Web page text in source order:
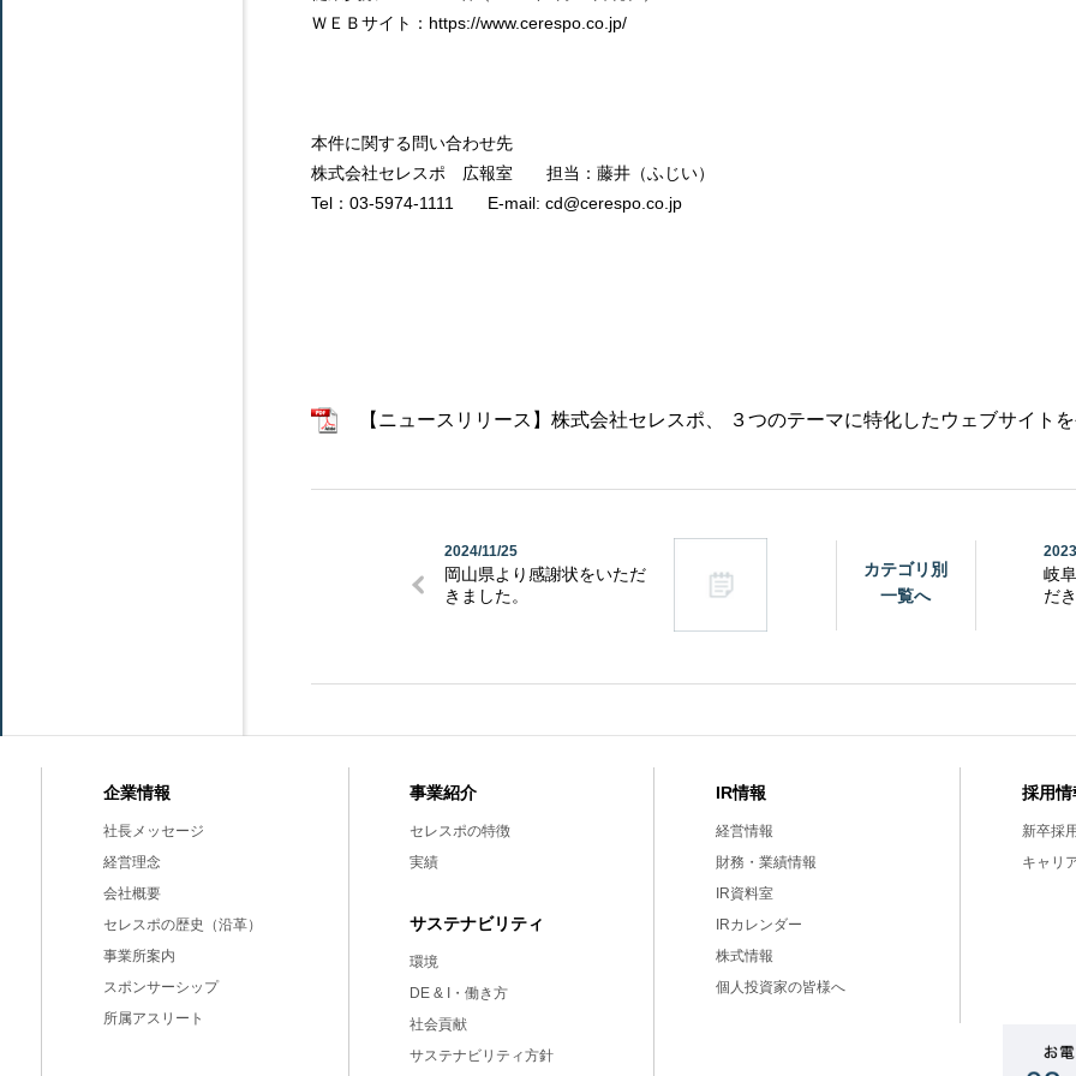
ＷＥＢサイト：https://www.cerespo.co.jp/
本件に関する問い合わせ先
株式会社セレスポ 広報室 担当：藤井（ふじい）
Tel：03-5974-1111 E-mail: cd@cerespo.co.jp
【ニュースリリース】株式会社セレスポ、 ３つのテーマに特化したウェブサイト
2024/11/25
岡山県より感謝状をいただ
きました。
カテゴリ別
一覧へ
岐
だ
企業情報
社長メッセージ
経営理念
会社概要
セレスポの歴史（沿革）
事業所案内
スポンサーシップ
所属アスリート
事業紹介
セレスポの特徴
実績
サステナビリティ
環境
DE & I・働き方
社会貢献
サステナビリティ方針
IR情報
経営情報
財務・業績情報
IR資料室
IRカレンダー
株式情報
個人投資家の皆様へ
採用情
新卒採
キャリ